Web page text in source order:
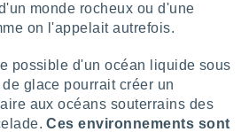
monde rocheux ou d'une
on l'appelait autrefois.
possible d'un océan liquide sous
glace pourrait créer un
aux océans souterrains des
Ces environnements sont